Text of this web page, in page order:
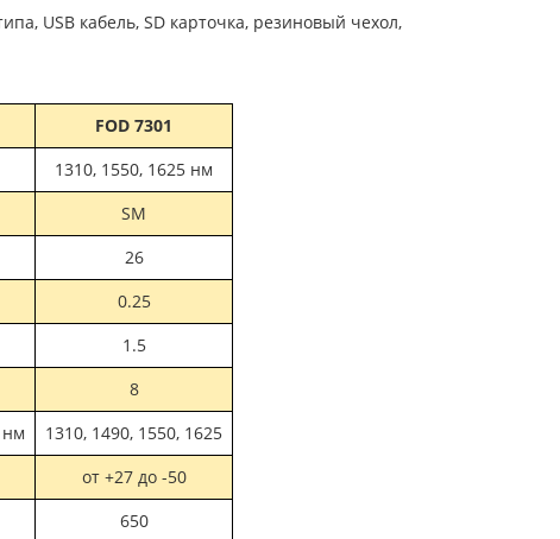
USB кабель, SD карточка, резиновый чехол,
FOD 7301
1310, 1550, 1625 нм
SM
26
0.25
1.5
8
1310, 1490, 1550, 1625
от +27 до -50
650